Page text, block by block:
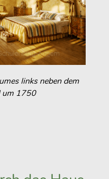
links neben dem
um 1750